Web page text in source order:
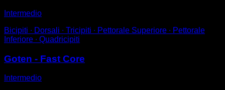
Intermedio
Bicipiti ∙ Dorsali ∙ Tricipiti ∙ Pettorale Superiore ∙ Pettorale
Inferiore ∙ Quadricipiti
Goten - Fast Core
Intermedio